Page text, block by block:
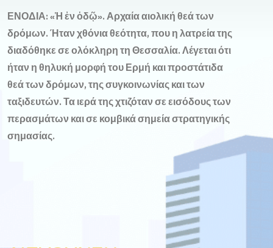
ΕΝΟΔΙΑ: «Ἡ ἐν ὁδῷ». Αρχαία αιολική θεά των
δρόμων. Ήταν χθόνια θεότητα, που η λατρεία της
διαδόθηκε σε ολόκληρη τη Θεσσαλία. Λέγεται ότι
ήταν η θηλυκή μορφή του Ερμή και προστάτιδα
θεά των δρόμων, της συγκοινωνίας και των
ταξιδευτών. Τα ιερά της χτιζόταν σε εισόδους των
περασμάτων και σε κομβικά σημεία στρατηγικής
σημασίας.